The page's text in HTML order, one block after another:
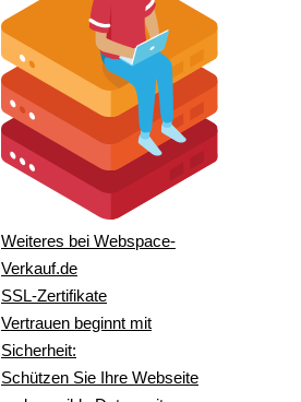
Weiteres bei Webspace-
Verkauf.de
SSL-Zertifikate
Vertrauen beginnt mit
Sicherheit:
Schützen Sie Ihre Webseite